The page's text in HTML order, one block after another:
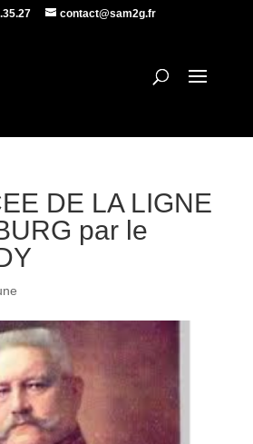
contact@sam2g.fr
DE LA LIGNE
par le